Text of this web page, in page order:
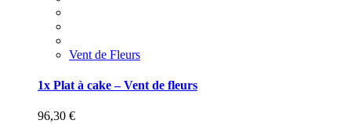
Vent de Fleurs
1x Plat à cake – Vent de fleurs
96,30 €